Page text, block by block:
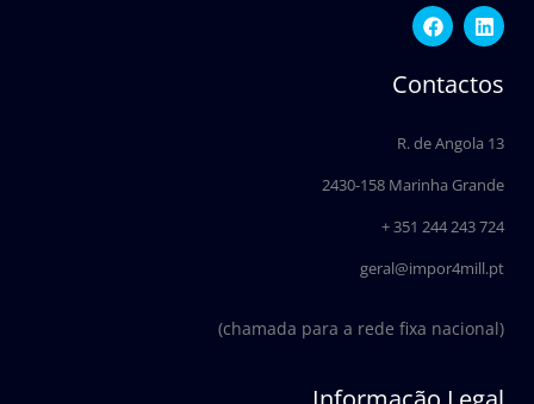
F
a
c
e
b
o
k
L
i
n
k
e
i
n
Contactos
R. de Angola 13
2430-158 Marinha Grande
+ 351 244 243 724
geral@impor4mill.pt
(chamada para a rede fixa nacional)